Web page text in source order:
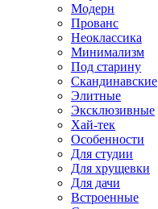
Модерн
Прованс
Неоклассика
Минимализм
Под старину
Скандинавские
Элитные
Эксклюзивные
Хай-тек
Особенности
Для студии
Для хрущевки
Для дачи
Встроенные